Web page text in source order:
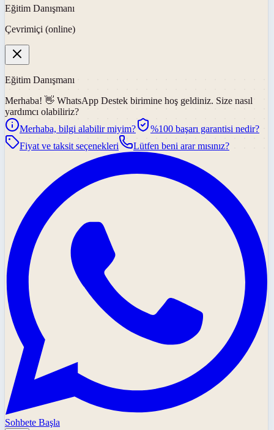
Eğitim Danışmanı
Çevrimiçi (online)
Eğitim Danışmanı
Merhaba! 👋 WhatsApp Destek birimine hoş geldiniz. Size nasıl
yardımcı olabiliriz?
Merhaba, bilgi alabilir miyim?
%100 başarı garantisi nedir?
Fiyat ve taksit seçenekleri
Lütfen beni arar mısınız?
Sohbete Başla